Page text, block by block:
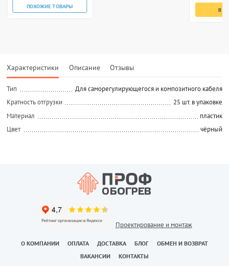
ПОХОЖИЕ ТОВАРЫ
В
Характеристики Описание Отзывы
Тип
Для саморегулирующегося и композитного кабеля
Кратность отгрузки
25 шт. в упаковке
Материал
пластик
Цвет
чёрный
Проектирование и монтаж
О КОМПАНИИ ОПЛАТА ДОСТАВКА БЛОГ
ОБМЕН И ВОЗВРАТ
ВАКАНСИИ
КОНТАКТЫ